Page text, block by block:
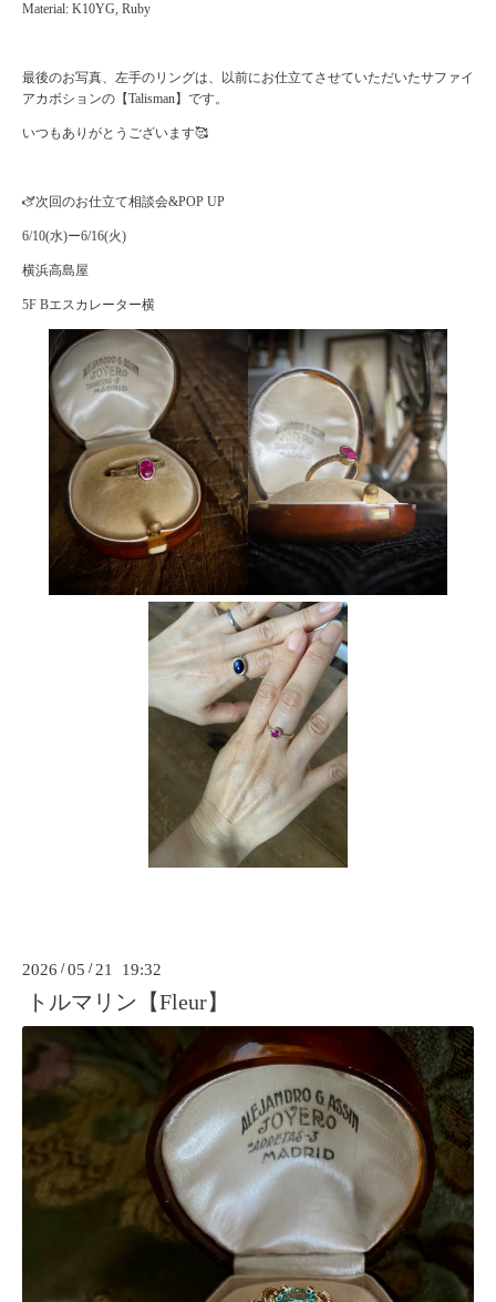
Material: K10YG, Ruby
最後のお写真、左手のリングは、以前にお仕立てさせていただいたサファイ
アカボションの【Talisman】です。
いつもありがとうございます🥰
🫏次回のお仕立て相談会&POP UP
6/10(水)ー6/16(火)
横浜高島屋
5F Bエスカレーター横
2026 /05 /21 19:32
トルマリン【Fleur】